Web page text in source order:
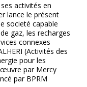
activités en
lance le présent
societé capable
gaz, les recharges
connexes
(Activités des
pour les
par Mercy
par BPRM